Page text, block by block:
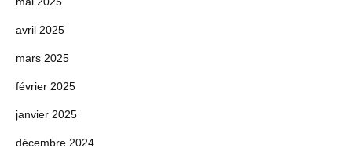
avril 2025
mars 2025
février 2025
janvier 2025
décembre 2024